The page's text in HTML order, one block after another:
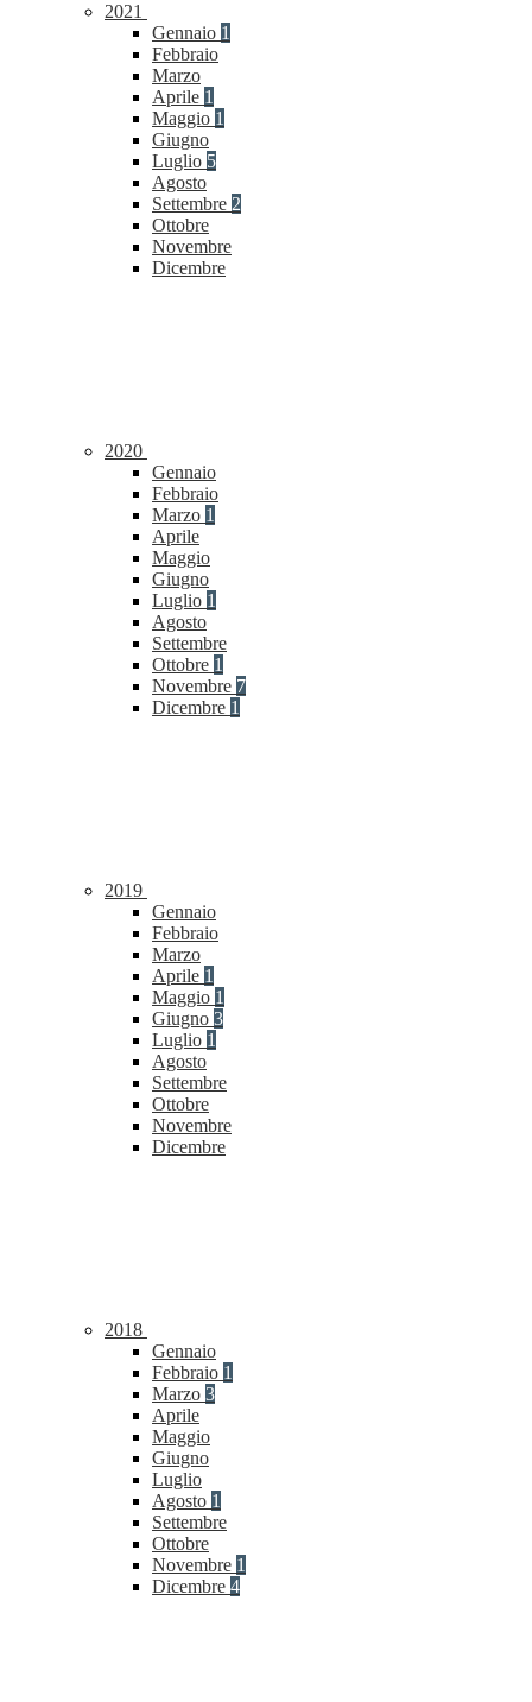
2021
Gennaio 1
Febbraio
Marzo
Aprile 1
Maggio 1
Giugno
Luglio 5
Agosto
Settembre 2
Ottobre
Novembre
Dicembre
2020
Gennaio
Febbraio
Marzo 1
Aprile
Maggio
Giugno
Luglio 1
Agosto
Settembre
Ottobre 1
Novembre 7
Dicembre 1
2019
Gennaio
Febbraio
Marzo
Aprile 1
Maggio 1
Giugno 3
Luglio 1
Agosto
Settembre
Ottobre
Novembre
Dicembre
2018
Gennaio
Febbraio 1
Marzo 3
Aprile
Maggio
Giugno
Luglio
Agosto 1
Settembre
Ottobre
Novembre 1
Dicembre 4